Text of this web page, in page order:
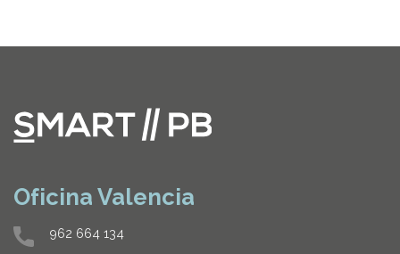
Oficina Valencia
962 664 134